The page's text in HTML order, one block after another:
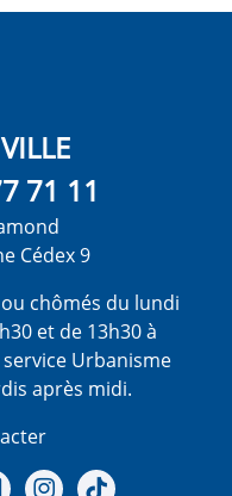
71 11
Cédex 9
chômés du lundi
et de 13h30 à
Urbanisme
après midi.
chaine Youtube
Notre Gallerie sur Flickr
Notre Instagram